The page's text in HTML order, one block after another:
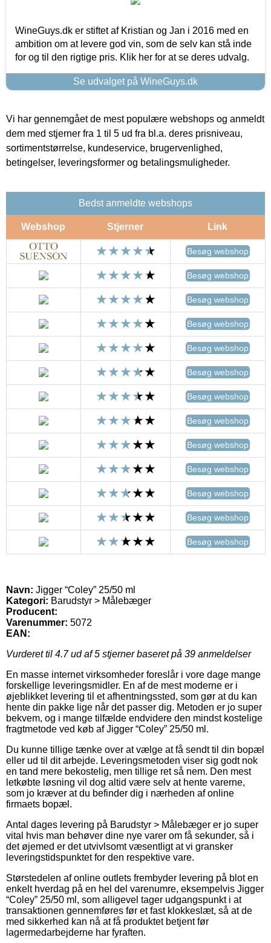
WineGuys.dk er stiftet af Kristian og Jan i 2016 med en
ambition om at levere god vin, som de selv kan stå inde
for og til den rigtige pris. Klik her for at se deres udvalg.
Se udvalget på WineGuys.dk
Vi har gennemgået de mest populære webshops og anmeldt
dem med stjerner fra 1 til 5 ud fra bl.a. deres prisniveau,
sortimentstørrelse, kundeservice, brugervenlighed,
betingelser, leveringsformer og betalingsmuligheder.
Bedst anmeldte webshops
Webshop Stjerner Link
Besøg webshop
Besøg webshop
Besøg webshop
Besøg webshop
Besøg webshop
Besøg webshop
Besøg webshop
Besøg webshop
Besøg webshop
Besøg webshop
Besøg webshop
Besøg webshop
Besøg webshop
Navn: Jigger “Coley” 25/50 ml
Kategori: Barudstyr > Målebæger
Producent:
Varenummer: 5072
EAN:
Vurderet til 4.7ud af 5 stjerner baseret på 39 anmeldelser
En masse internet virksomheder foreslår i vore dage mange
forskellige leveringsmidler. En af de mest moderne er i
øjeblikket levering til et afhentningssted, som gør at du kan
hente din pakke lige når det passer dig. Metoden er jo super
bekvem, og i mange tilfælde endvidere den mindst kostelige
fragtmetode ved køb af Jigger “Coley” 25/50 ml.
Du kunne tillige tænke over at vælge at få sendt til din bopæl
eller ud til dit arbejde. Leveringsmetoden viser sig godt nok
en tand mere bekostelig, men tillige ret så nem. Den mest
letkøbte løsning vil dog altid være selv at hente varerne,
som jo kræver at du befinder dig i nærheden af online
firmaets bopæl.
Antal dages levering på Barudstyr > Målebæger er jo super
vital hvis man behøver dine nye varer om få sekunder, så i
det øjemed er det utvivlsomt væsentligt at vi gransker
leveringstidspunktet for den respektive vare.
Størstedelen af online outlets frembyder levering på blot en
enkelt hverdag på en hel del varenumre, eksempelvis Jigger
“Coley” 25/50 ml, som alligevel tager udgangspunkt i at
transaktionen gennemføres før et fast klokkeslæt, så at de
med sikkerhed kan nå at få produktet betjent før
lagermedarbejderne har fyraften.